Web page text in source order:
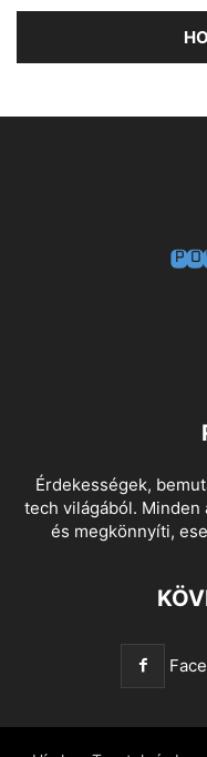
Érdekességek,
tech világából. Minden
és megkönnyíti,